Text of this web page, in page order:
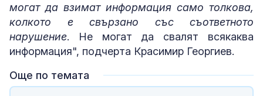
могат да взимат информация само толкова,
колкото е свързано със съответното
нарушение. Не могат да свалят всякаква
информация", подчерта Красимир Георгиев.
Още по темата